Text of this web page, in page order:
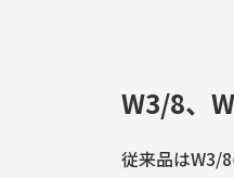
W3/8、
従来品はW3/